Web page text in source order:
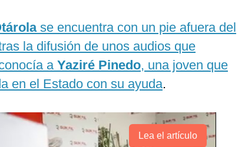
se encuentra con un pie afuera del
la difusión de unos audios que
a Yaziré Pinedo, una joven que
en el Estado con su ayuda.
Lea el artículo